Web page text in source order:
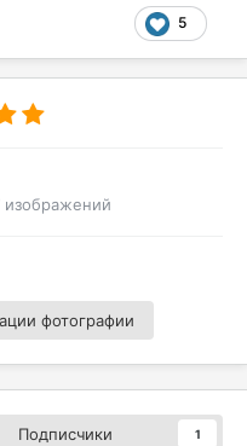
5
изображений
фотографии
Подписчики 1